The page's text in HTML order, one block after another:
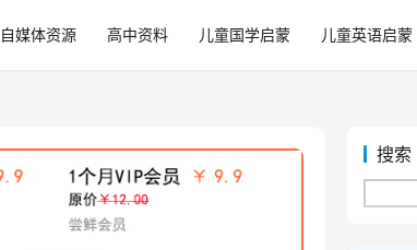
自媒体资源 高中资料 儿童国学启蒙 儿童英语启蒙
搜索